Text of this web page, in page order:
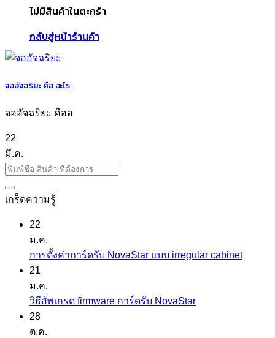
ไม่มีสินค้าในตะกร้า
กลับสู่หน้าร้านค้า
จออัจฉริยะ คือ อะไร
จออัจฉริยะ คืออ
22
มี.ค.
เกร็ดความรู้
22
ม.ค.
การตั้งค่าการ์ดรับ NovaStar แบบ irregular cabinetไม่มี
21
ม.ค.
วิธีอัพเกรด firmware การ์ดรับ NovaStarไม่มี
28
ต.ค.